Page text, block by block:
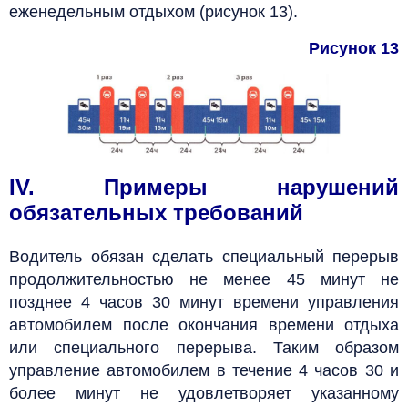
еженедельным отдыхом (рисунок 13).
Рисунок 13
IV. Примеры нарушений
обязательных требований
Водитель обязан сделать специальный перерыв
продолжительностью не менее 45 минут не
позднее 4 часов 30 минут времени управления
автомобилем после окончания времени отдыха
или специального перерыва. Таким образом
управление автомобилем в течение 4 часов 30 и
более минут не удовлетворяет указанному